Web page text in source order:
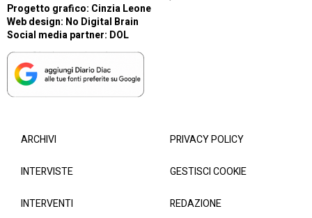
Progetto grafico: Cinzia Leone
Web design: No Digital Brain
Social media partner: DOL
ARCHIVI
INTERVISTE
INTERVENTI
PRIVACY POLICY
GESTISCI COOKIE
REDAZIONE